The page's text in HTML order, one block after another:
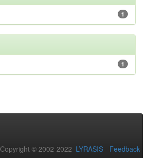
1
1
Copyright © 2002-2022 LYRASIS - Feedback